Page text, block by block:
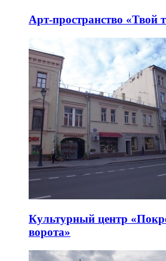
Арт-пространство «Твой
Культурный центр
ворота»